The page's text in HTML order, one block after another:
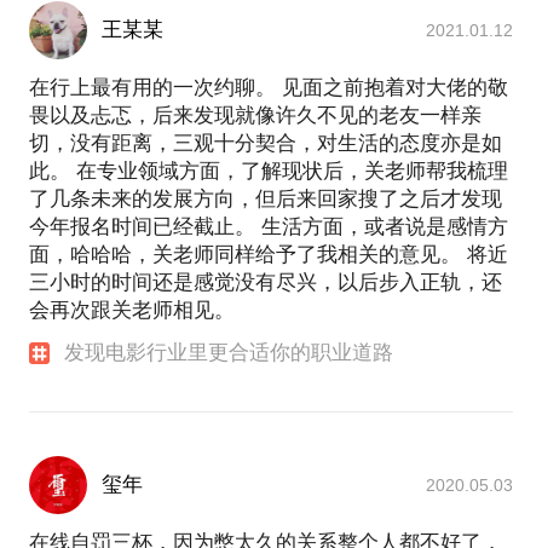
王某某 2021.01.12
在行上最有用的一次约聊。 见面之前抱着对大佬的敬
畏以及忐忑，后来发现就像许久不见的老友一样亲
切，没有距离，三观十分契合，对生活的态度亦是如
此。 在专业领域方面，了解现状后，关老师帮我梳理
了几条未来的发展方向，但后来回家搜了之后才发现
今年报名时间已经截止。 生活方面，或者说是感情方
面，哈哈哈，关老师同样给予了我相关的意见。 将近
三小时的时间还是感觉没有尽兴，以后步入正轨，还
会再次跟关老师相见。
发现电影行业里更合适你的职业道路
玺年 2020.05.03
在线自罚三杯，因为憋太久的关系整个人都不好了，